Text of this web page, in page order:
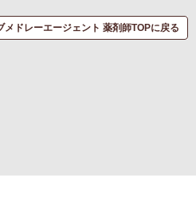
メドレーエージェント 薬剤師TOPに戻る